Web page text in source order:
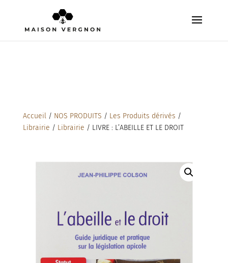
Accueil/ NOS PRODUITS / Les Produits dérivés /
Librairie / Librairie / LIVRE : L’ABEILLE ET LE DROIT